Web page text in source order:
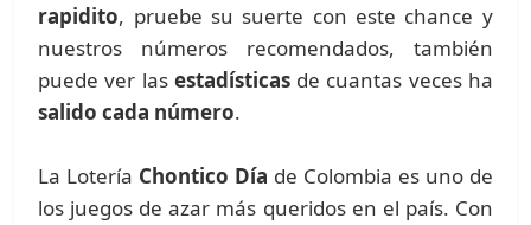
rapidito, pruebe su suerte con este chance y
nuestros números recomendados, también
puede ver las estadísticasde cuantas veces ha
salido cada número.
La Lotería Chontico Día de Colombia es uno de
los juegos de azar más queridos en el país. Con